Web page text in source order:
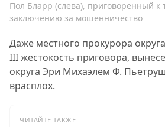
Пол Бларр (слева), приговоренный
заключению за мошенничество
Даже местного прокурора
III жестокость приговора,
округа Эри Михаэлем Ф.
врасплох.
ЧИТАЙТЕ ТАКЖЕ